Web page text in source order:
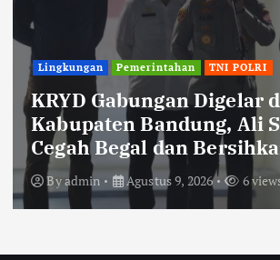
TNI POLRI
Polisi Ungkap Kasus
Viral di Tarogong Kaler,
dari Knalpot Brong
Byadmin Agustus 8, 2026 3